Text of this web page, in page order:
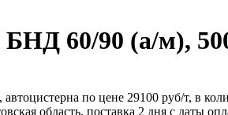
60/90 (а/м),
по цене 29100 руб/т, в
область, поставка 2 дня с даты